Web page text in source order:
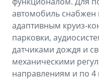
автомобиль снабжен
адаптивным круиз-
парковки,
датчиками дождя и
механическими
направлениям и по 4